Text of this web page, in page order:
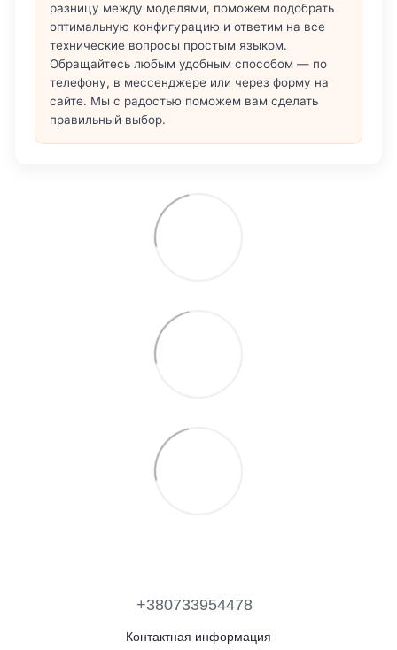
разницу между моделями, поможем подобрать
оптимальную конфигурацию и ответим на все
технические вопросы простым языком.
Обращайтесь любым удобным способом — по
телефону, в мессенджере или через форму на
сайте. Мы с радостью поможем вам сделать
правильный выбор.
+380733954478
Контактная информация